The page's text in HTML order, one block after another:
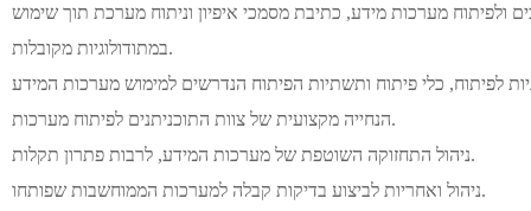
ולפיתוח מערכות מידע, כתיבת מסמכי איפיון וניתוח מערכת תוך שימוש
במתודולוגיות מקובלות.
הנחייה מקצועית של צוות התוכניתנים לפיתוח מערכות.
ניהול התחזוקה השוטפת של מערכות המידע, לרבות פתרון תקלות.
ניהול ואחריות לביצוע בדיקות קבלה למערכות הממוחשבות שפותחו.